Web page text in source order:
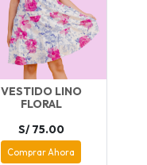
VESTIDO LINO
FLORAL
S/ 75.00
Comprar Ahora